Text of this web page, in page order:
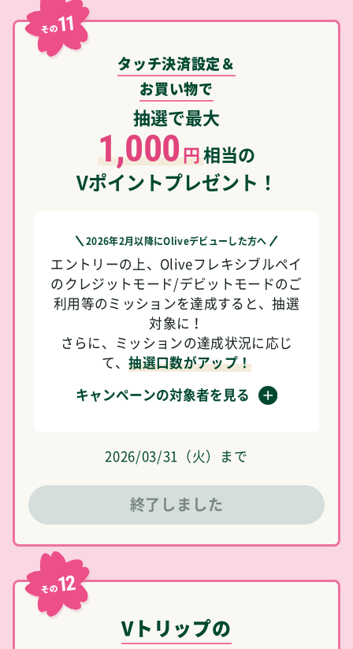
その11
タッチ決済設定＆
お買い物で
抽選で最大
1,000円相当の
Vポイントプレゼント！
2026年2月以降にOliveデビューした方へ
エントリーの上、Oliveフレキシブルペイ
のクレジットモード/デビットモードのご
利用等のミッションを達成すると、抽選
対象に！
さらに、ミッションの達成状況に応じ
て、抽選口数がアップ！
キャンペーンの対象者を見る
2026/03/31（火）まで
終了しました
その12
Vトリップの